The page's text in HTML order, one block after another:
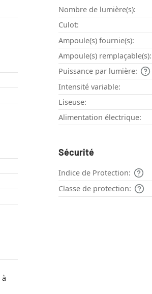
Nombre de lumière(s):
Culot:
Ampoule(s) fournie(s):
Ampoule(s) remplaçable(s):
Puissance par lumière:
Intensité variable:
Liseuse:
Alimentation électrique:
Sécurité
Indice de Protection:
Classe de protection: